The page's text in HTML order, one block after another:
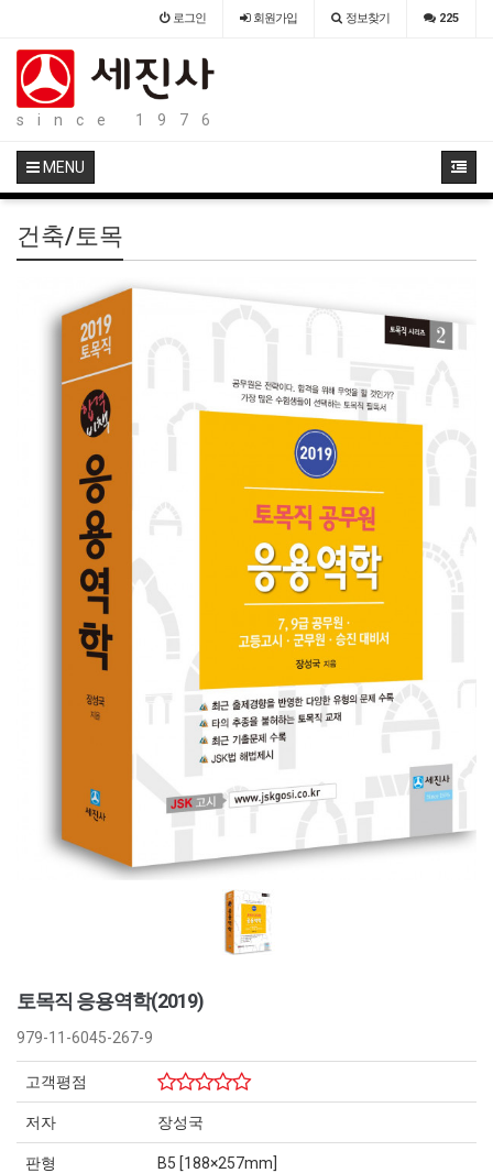
로그인 회원가입 정보찾기 225
since 1976
MENU
건축/토목
토목직 응용역학(2019)
979-11-6045-267-9
고객평점
저자 장성국
판형 B5 [188×257mm]